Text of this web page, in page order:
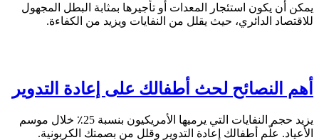
يمكن أن يكون استئجار المعدات أو تأجيرها بمثابة البطل المجهول
للاقتصاد الدائري، حيث يقلل من النفايات ويزيد من الكفاءة.
أهم النصائح لحث أطفالك على إعادة التدوير
يزيد حجم النفايات التي يرميها الأمريكيون بنسبة 25٪ خلال موسم
الأعياد. علّم أطفالك إعادة التدوير وقلل من بصمتك الكربونية.